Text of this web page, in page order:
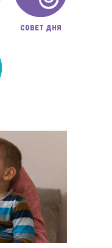
СОВЕТ ДНЯ